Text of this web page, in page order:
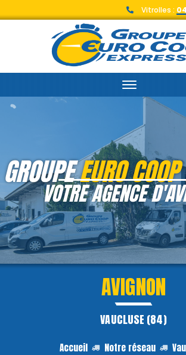
Vitrolles :
GROUPEEURO
VOTRE AGENCE
AVIGNON
VAUCLUSE (84)
Accueil Notre réseau